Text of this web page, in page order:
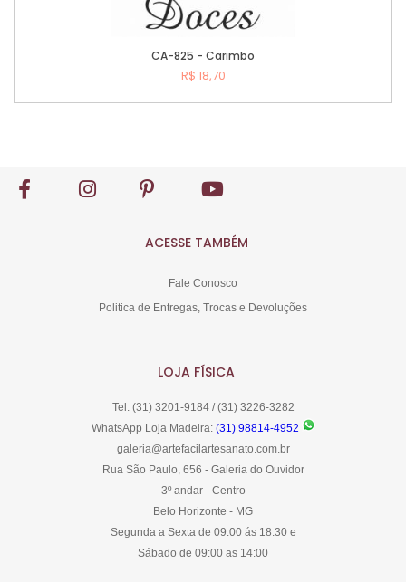
CA-825 - Carimbo
R$ 18,70
ACESSE TAMBÉM
Fale Conosco
Politica de Entregas, Trocas e Devoluções
LOJA FÍSICA
Tel: (31) 3201-9184 / (31) 3226-3282
WhatsApp Loja Madeira: (31) 98814-4952
galeria@artefacilartesanato.com.br
Rua São Paulo, 656 - Galeria do Ouvidor
3º andar - Centro
Belo Horizonte - MG
Segunda a Sexta de 09:00 ás 18:30 e
Sábado de 09:00 as 14:00